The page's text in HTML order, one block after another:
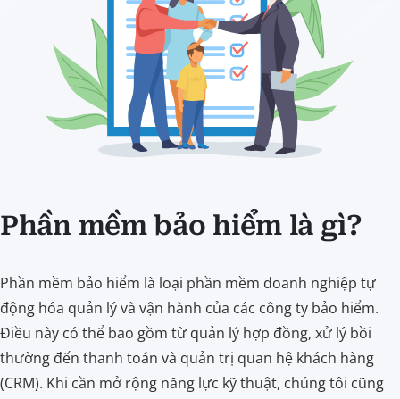
Phần mềm bảo hiểm là gì?
Phần mềm bảo hiểm là loại phần mềm doanh nghiệp tự
động hóa quản lý và vận hành của các công ty bảo hiểm.
Điều này có thể bao gồm từ quản lý hợp đồng, xử lý bồi
thường đến thanh toán và quản trị quan hệ khách hàng
(CRM). Khi cần mở rộng năng lực kỹ thuật, chúng tôi cũng